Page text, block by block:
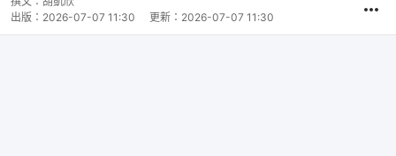
出版： 2026-07-07 11:30 更新： 2026-07-07 11:30